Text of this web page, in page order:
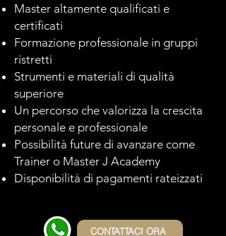
Master altamente qualificati e
certificati
Formazione professionale in gruppi
ristretti
Strumenti e materiali di qualità
superiore
Un percorso che valorizza la crescita
personale e professionale
Possibilità future di avanzare come
Trainer o Master J Academy
Disponibilità di pagamenti rateizzati
CONTATTACI ORA